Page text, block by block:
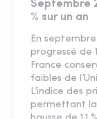
Septembre
% sur un an
En
progressé de
France
faibles de
L’indice des
permettant la